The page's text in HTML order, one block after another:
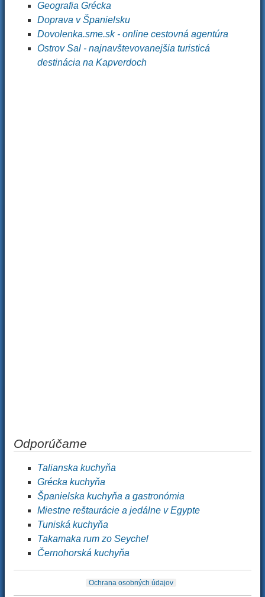
Geografia Grécka
Doprava v Španielsku
Dovolenka.sme.sk - online cestovná agentúra
Ostrov Sal - najnavštevovanejšia turisticá
destinácia na Kapverdoch
Odporúčame
Talianska kuchyňa
Grécka kuchyňa
Španielska kuchyňa a gastronómia
Miestne reštaurácie a jedálne v Egypte
Tuniská kuchyňa
Takamaka rum zo Seychel
Černohorská kuchyňa
Ochrana osobných údajov